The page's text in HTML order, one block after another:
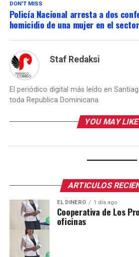
DON'T MISS
Policía Nacional arresta a dos
homicidio de una mujer en el
Staf Redaksi
El periódico digital más leído en
toda Republica Dominicana
YOU MAY LIKE
ARTICULOS
EL DINERO 1 día ago
Cooperativa de Los
oficinas